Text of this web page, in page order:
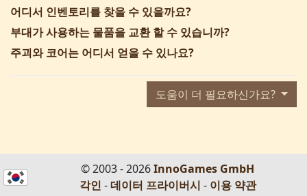
어디서 인벤토리를 찾을 수 있을까요?
부대가 사용하는 물품을 교환 할 수 있습니까?
주괴와 코어는 어디서 얻을 수 있나요?
도움이 더 필요하신가요?
© 2003 - 2026InnoGames GmbH
각인 -데이터 프라이버시 - 이용 약관